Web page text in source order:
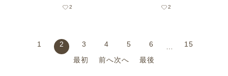
け介護レク素材 塗り絵「2月の
2
け介護レク素材 塗り絵「1月の
2
最初 前へ
1 2 3 4 5 6
15
次へ
最後